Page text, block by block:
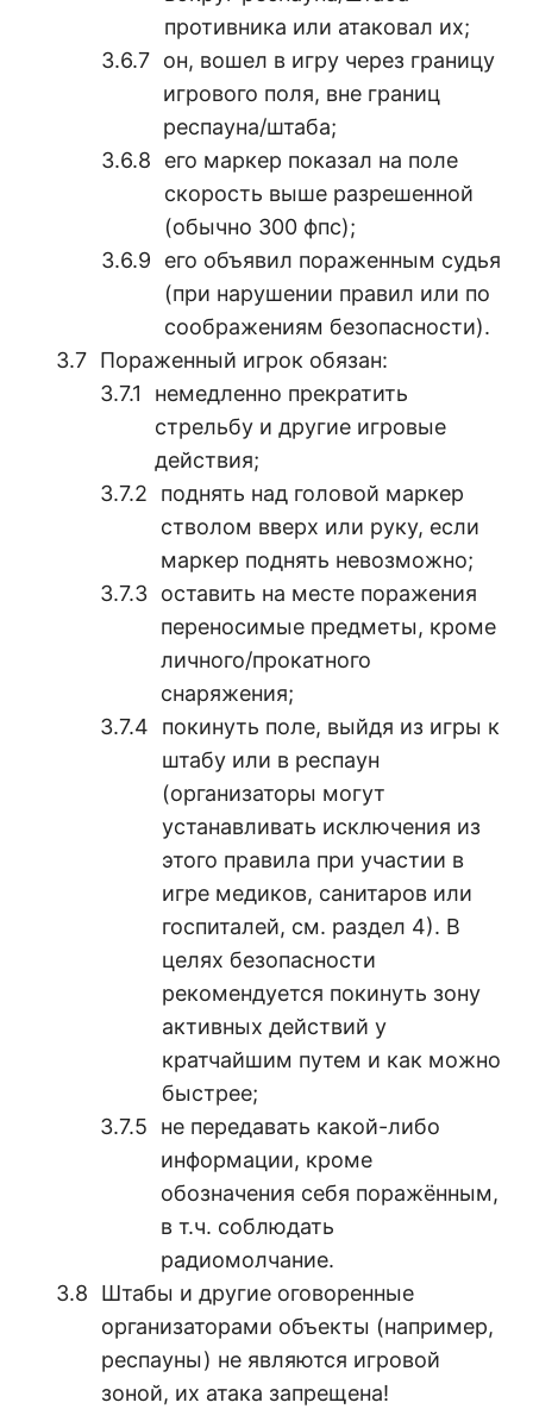
противника или атаковал их;
он, вошел в игру через границу
игрового поля, вне границ
респауна/штаба;
его маркер показал на поле
скорость выше разрешенной
(обычно 300 фпс);
его объявил пораженным судья
(при нарушении правил или по
соображениям безопасности).
Пораженный игрок обязан:
немедленно прекратить
стрельбу и другие игровые
действия;
поднять над головой маркер
стволом вверх или руку, если
маркер поднять невозможно;
оставить на месте поражения
переносимые предметы, кроме
личного/прокатного
снаряжения;
покинуть поле, выйдя из игры к
штабу или в респаун
(организаторы могут
устанавливать исключения из
этого правила при участии в
игре медиков, санитаров или
госпиталей, см. раздел 4). В
целях безопасности
рекомендуется покинуть зону
активных действий у
кратчайшим путем и как можно
быстрее;
не передавать какой-либо
информации, кроме
обозначения себя поражённым,
в т.ч. соблюдать
радиомолчание.
Штабы и другие оговоренные
организаторами объекты (например,
респауны) не являются игровой
зоной, их атака запрещена!